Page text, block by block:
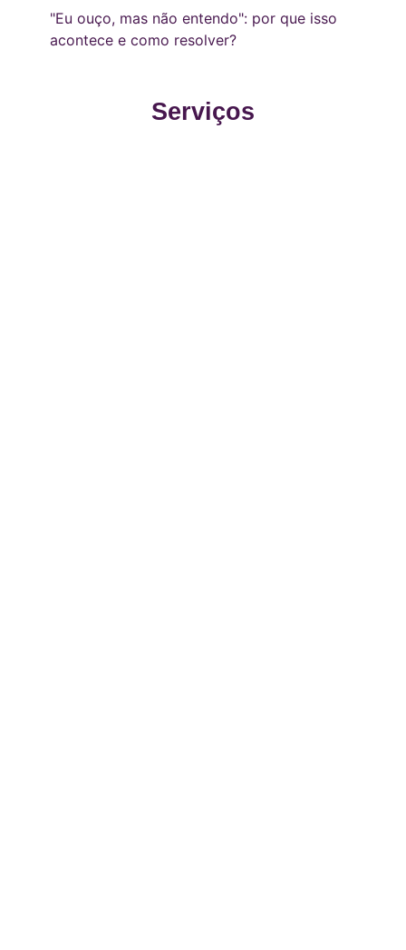
"Eu ouço, mas não entendo": por que isso
acontece e como resolver?
Serviços